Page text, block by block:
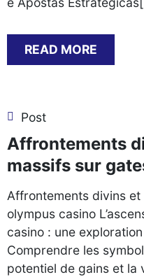
READ MORE
Post
Affrontements
massifs sur
Affrontements divins
olympus casino
casino : une
Comprendre les
potentiel de gains et la